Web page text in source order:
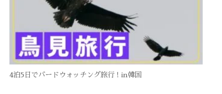
4泊5日でバードウォッチング旅行 ! in韓国